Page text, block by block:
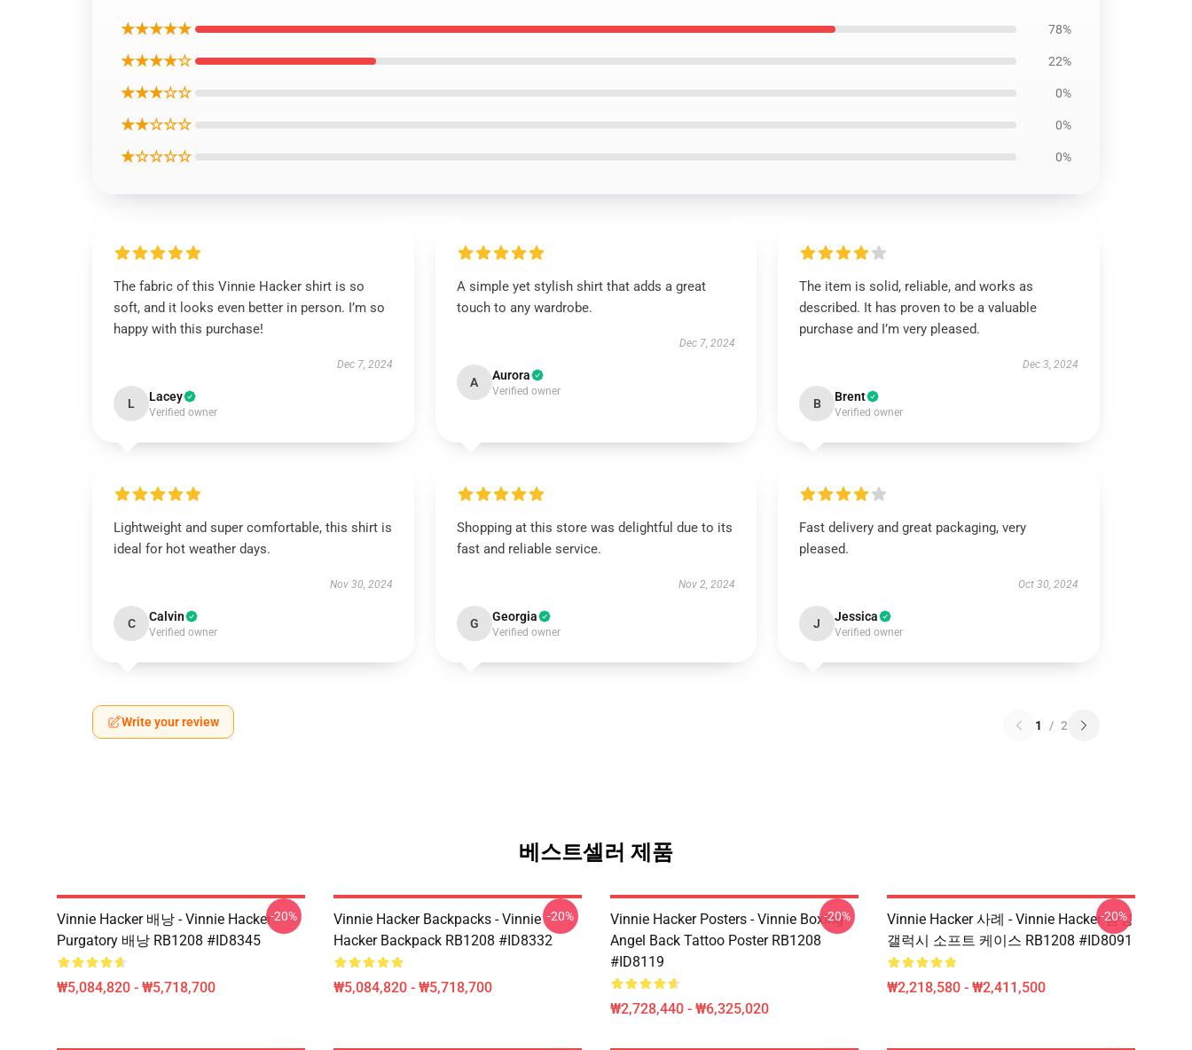
★★★★★ 78%
★★★★☆ 22%
★★★☆☆ 0%
★★☆☆☆ 0%
★☆☆☆☆ 0%
The fabric of this Vinnie Hacker shirt is so
soft, and it looks even better in person. I’m so
happy with this purchase!
Dec 7, 2024
L Lacey
Verified owner
A simple yet stylish shirt that adds a great
touch to any wardrobe.
Dec 7, 2024
A Aurora
Verified owner
The item is solid, reliable, and works as
described. It has proven to be a valuable
purchase and I’m very pleased.
Dec 3, 2024
B Brent
Verified owner
Lightweight and super comfortable, this shirt is
ideal for hot weather days.
Nov 30, 2024
C Calvin
Verified owner
Shopping at this store was delightful due to its
fast and reliable service.
Nov 2, 2024
G Georgia
Verified owner
Fast delivery and great packaging, very
pleased.
Oct 30, 2024
J Jessica
Verified owner
Write your review 1 / 2
베스트셀러 제품
Vinnie Hacker 배낭 - Vinnie Hacker
Purgatory 배낭 RB1208 #ID8345
₩5,084,820 - ₩5,718,700
-20%
Vinnie Hacker Backpacks - Vinnie
Hacker Backpack RB1208 #ID8332
₩5,084,820 - ₩5,718,700
-20%
Vinnie Hacker Posters - Vinnie Boxing
Angel Back Tattoo Poster RB1208
#ID8119
₩2,728,440 - ₩6,325,020
-20%
Vinnie Hacker 사례 - Vinnie Hacker 삼성
갤럭시 소프트 케이스 RB1208 #ID8091
₩2,218,580 - ₩2,411,500
-20%